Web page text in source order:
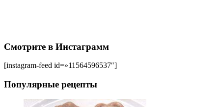
Смотрите в Инстаграмм
[instagram-feed id=»11564596537″]
Популярные рецепты